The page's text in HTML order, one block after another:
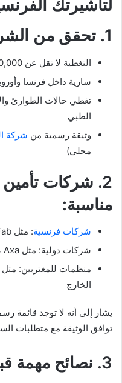
لتأشيرتك
1. تحقق من الشروط الأساسية:
التغطية لا تقل عن 30,000 يورو
سارية داخل فرنسا
تغطي حالات الطوارئ
الطبي
وثيقة رسمية من شركة
محلي)
2. شركات
مناسبة:
شركات فرنسية: مثل Mondassur، ACS، Fab
شركات دولية: مثل Allianz، Cigna Global، Axa
الخارج
يشار إلى أنه لا توجد قائمة
توافق الوثيقة مع متطلبات
3. نصائح مهمة قبل الاشتراك: